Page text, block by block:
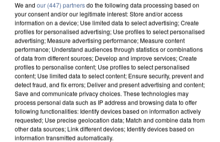
We and our (447) partnersdo the following data processing based on
your consent and/or our legitimate interest: Store and/or access
information on a device; Use limited data to select advertising; Create
profiles for personalised advertising; Use profiles to select personalised
advertising; Measure advertising performance; Measure content
performance; Understand audiences through statistics or combinations
of data from different sources; Develop and improve services; Create
profiles to personalise content; Use profiles to select personalised
content; Use limited data to select content; Ensure security, prevent and
detect fraud, and fix errors; Deliver and present advertising and content;
Save and communicate privacy choices. These technologies may
process personal data such as IP address and browsing data to offer
following functionalities: Identify devices based on information actively
requested; Use precise geolocation data; Match and combine data from
other data sources; Link different devices; Identify devices based on
information transmitted automatically.